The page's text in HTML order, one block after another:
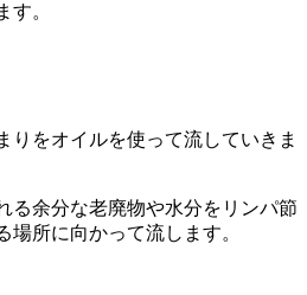
す。
りをオイルを使って流していきま
る余分な老廃物や水分をリンパ節
場所に向かって流します。